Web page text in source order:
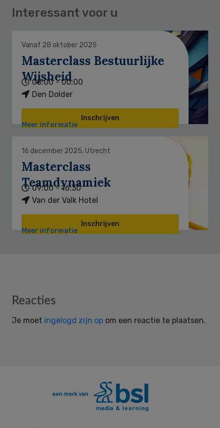
Interessant voor u
Vanaf 28 oktober 2025
Masterclass Bestuurlijke
Wijsheid
00:00 - 00:00
Den Dolder
Inschrijven
Meer informatie
16 december 2025, Utrecht
Masterclass
Teamdynamiek
09:00 - 16:30
Van der Valk Hotel
Inschrijven
Meer informatie
Reader
Reacties
Je moet ingelogd zijn op om een reactie te plaatsen.